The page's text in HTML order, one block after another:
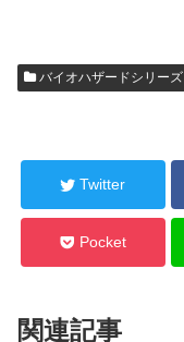
バイオハザードシリーズ
Twitter
Pocket
関連記事